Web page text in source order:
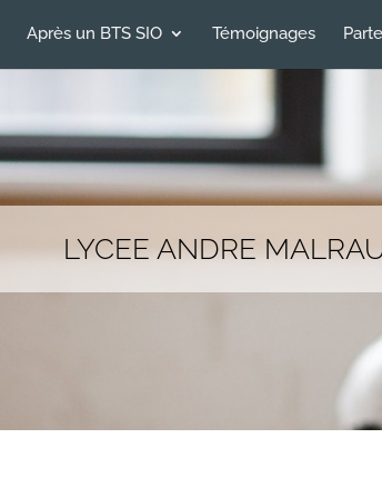
Après un BTS SIO Témoignages
LYCEE ANDRE